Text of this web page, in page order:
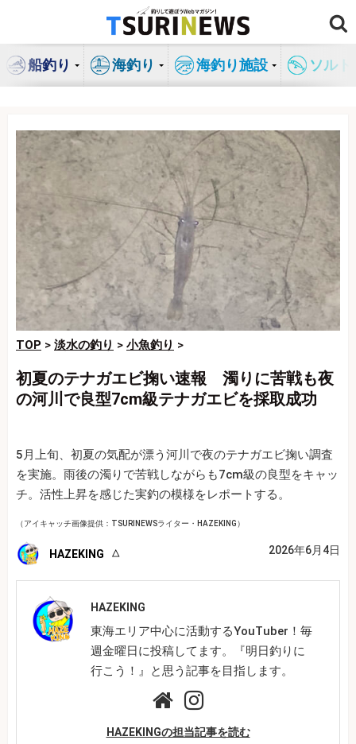
ン
船釣り 海釣り 海釣り施設 ソル
TOP > 淡水の釣り > 小魚釣り >
初夏のテナガエビ掬い速報 濁りに苦戦も夜
の河川で良型7cm級テナガエビを採取成功
5月上旬、初夏の気配が漂う河川で夜のテナガエビ掬い調査
を実施。雨後の濁りで苦戦しながらも7cm級の良型をキャッ
チ。活性上昇を感じた実釣の模様をレポートする。
（アイキャッチ画像提供：TSURINEWSライター・HAZEKING）
HAZEKING 2026年6月4日
HAZEKING
東海エリア中心に活動するYouTuber！毎
週金曜日に投稿してます。『明日釣りに
行こう！』と思う記事を目指します。
HAZEKINGの担当記事を読む